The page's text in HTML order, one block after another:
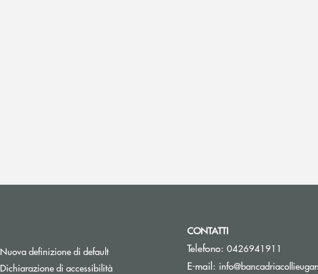
Nuova definizione di default
Dichiarazione di accessibilità
CONTATTI
Telefono: 0426941911
E-mail: